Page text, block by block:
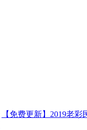
【免费更新】2019老